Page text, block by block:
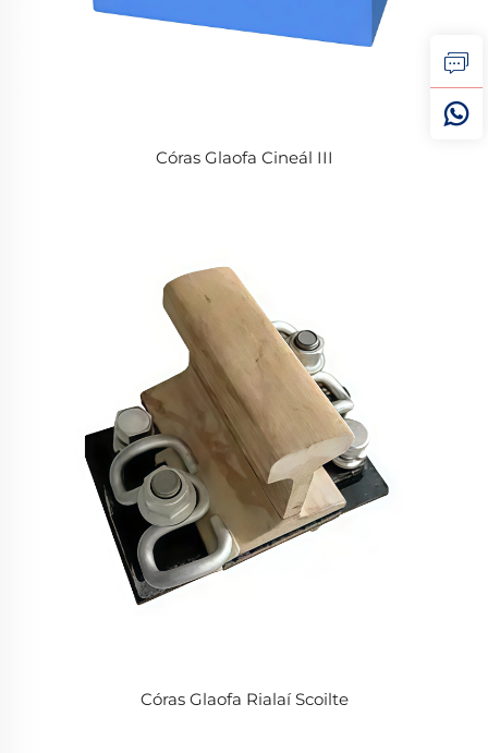
Córas Glaofa Cineál III
Córas Glaofa Rialaí Scoilte